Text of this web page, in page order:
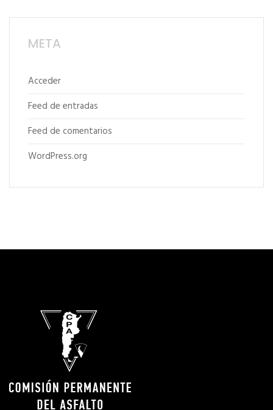
META
Acceder
Feed de entradas
Feed de comentarios
WordPress.org